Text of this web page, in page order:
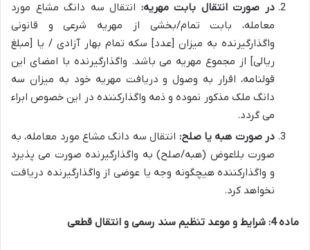
در صورت انتقال بابت مهریه: انتقال سه دانگ مشاع مورد
معامله، بابت تمام/بخشی از مهریه شرعی و قانونی
واگذارگیرنده به میزان [عدد] سکه تمام بهار آزادی / یا [مبلغ
ریالی] از مجموع مهریه می باشد. واگذارگیرنده با امضای این
قولنامه، اقرار به وصول و دریافت مهریه خود به میزان سه
دانگ ملک مذکور نموده و ذمه واگذارکننده در این خصوص ابراء
می گردد.
در صورت هبه یا صلح: انتقال سه دانگ مشاع مورد معامله، به
صورت بلاعوض (هبه/صلح) به واگذارگیرنده صورت می پذیرد
و واگذارکننده هیچگونه وجه یا عوضی از واگذارگیرنده دریافت
نخواهد کرد.
ماده 4: شرایط و موعد تنظیم سند رسمی و انتقال قطعی